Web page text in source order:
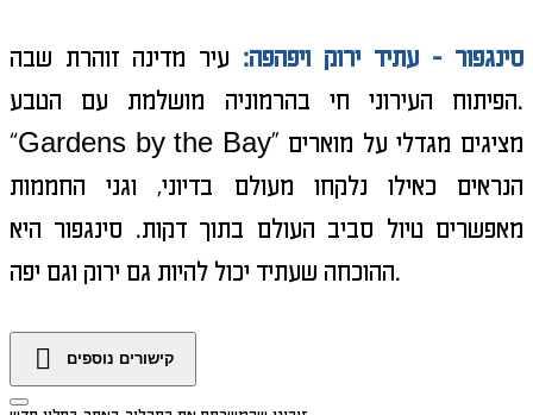
סינגפור - עתיד ירוק ויפהפה: עיר מדינה זוהרת שבה
הפיתוח העירוני חי בהרמוניה מושלמת עם הטבע.
“Gardens by the Bay” מציגים מגדלי על מוארים
הנראים כאילו נלקחו מעולם בדיוני, וגני החממות
מאפשרים טיול סביב העולם בתוך דקות. סינגפור היא
ההוכחה שעתיד יכול להיות גם ירוק וגם יפה.
קישורים נוספים